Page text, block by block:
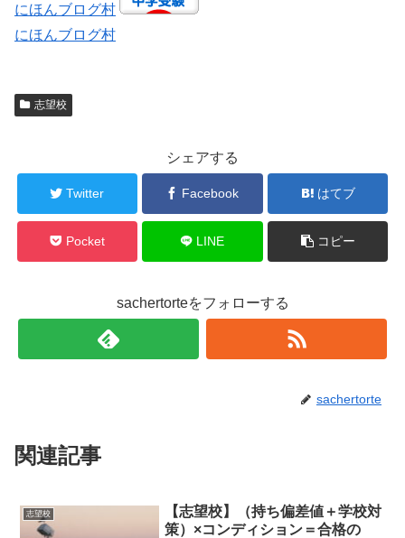
にほんブログ村
にほんブログ村
志望校
シェアする
Twitter Facebook はてブ
Pocket LINE コピー
sachertorteをフォローする
sachertorte
関連記事
志望校
【志望校】（持ち偏差値＋学校対
策）×コンディション＝合格の